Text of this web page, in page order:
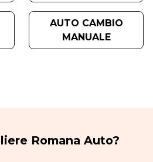
AUTO CAMBIO
MANUALE
Romana Auto?